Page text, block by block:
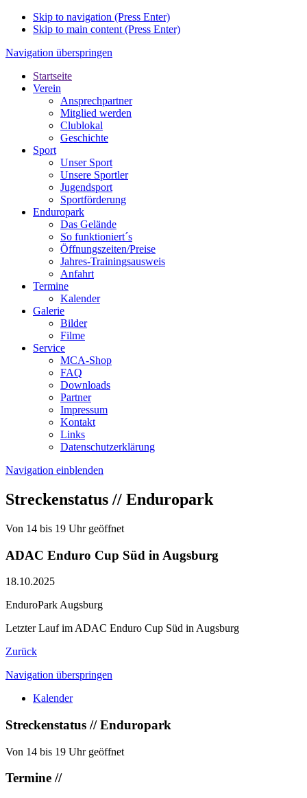
Skip to navigation (Press Enter)
Skip to main content (Press Enter)
Navigation überspringen
Startseite
Verein
Ansprechpartner
Mitglied werden
Clublokal
Geschichte
Sport
Unser Sport
Unsere Sportler
Jugendsport
Sportförderung
Enduropark
Das Gelände
So funktioniert´s
Öffnungszeiten/Preise
Jahres-Trainingsausweis
Anfahrt
Termine
Kalender
Galerie
Bilder
Filme
Service
MCA-Shop
FAQ
Downloads
Partner
Impressum
Kontakt
Links
Datenschutzerklärung
Navigation einblenden
Streckenstatus // Enduropark
Von 14 bis 19 Uhr geöffnet
ADAC Enduro Cup Süd in Augsburg
18.10.2025
EnduroPark Augsburg
Letzter Lauf im ADAC Enduro Cup Süd in Augsburg
Zurück
Navigation überspringen
Kalender
Streckenstatus // Enduropark
Von 14 bis 19 Uhr geöffnet
Termine //